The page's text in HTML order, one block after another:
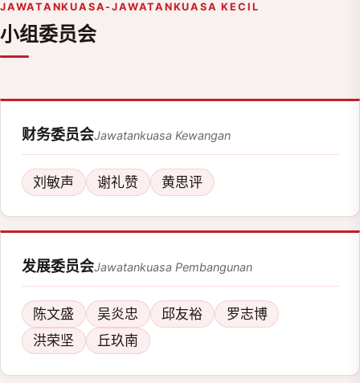
JAWATANKUASA-JAWATANKUASA KECIL
小组委员会
财务委员会Jawatankuasa Kewangan
刘敏声 谢礼赞 黄思评
发展委员会Jawatankuasa Pembangunan
陈文盛 吴炎忠 邱友裕
罗志博
洪荣坚
丘玖南